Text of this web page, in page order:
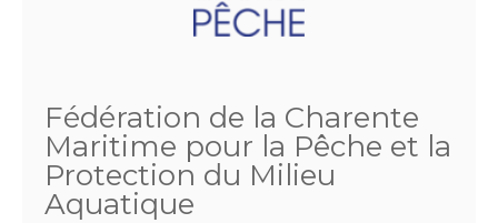
Fédération de la Charente
Maritime pour la Pêche et la
Protection du Milieu
Aquatique